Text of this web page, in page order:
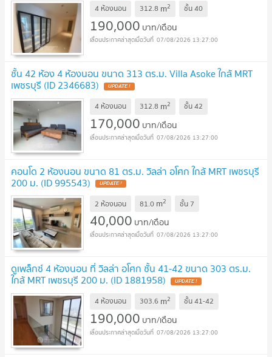
4 ห้องนอน 312.8 m2 ชั้น40
190,000 บาท/เดือน
07/08/2026 13:27:00
ชั้น 42 ห้อง 4 ห้องนอน ขนาด 313 ตร.ม. Villa Asoke ใกล้ MRT
เพชรบุรี (ID 2346683) UPDATE !
4 ห้องนอน 312.8 m2 ชั้น42
170,000 บาท/เดือน
07/08/2026 13:27:00
คอนโด 2 ห้องนอน ขนาด 81 ตร.ม. วิลล่า อโศก ใกล้ MRT เพชรบุรี
200 ม. (ID 995543) UPDATE !
2 ห้องนอน 81.0 m2 ชั้น 7
40,000 บาท/เดือน
07/08/2026 13:27:00
ดูเพล็กซ์ 4 ห้องนอน ที่ วิลล่า อโศก ชั้น 41-42 ขนาด 303 ตร.ม.
ใกล้ MRT เพชรบุรี 200 ม. (ID 1881958) UPDATE !
4 ห้องนอน 303.6 m2 ชั้น41-42
190,000 บาท/เดือน
07/08/2026 13:27:00